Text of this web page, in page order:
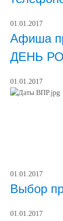
01.01.2017
Афиша
ДЕНЬ
01.01.2017
01.01.2017
Выбор
01.01.2017